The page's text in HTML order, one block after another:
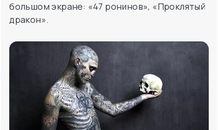
большом экране: «47 ронинов», «Проклятый
дракон».